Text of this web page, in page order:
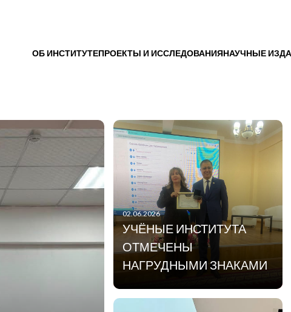
ОБ ИНСТИТУТЕПРОЕКТЫ И ИССЛЕДОВАНИЯНАУЧНЫЕ
02.06.2026
УЧЁНЫЕ ИНСТИТУТА
ОТМЕЧЕНЫ
НАГРУДНЫМИ ЗНАКАМИ